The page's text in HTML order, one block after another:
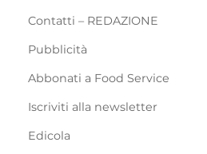
Contatti – REDAZIONE
Pubblicità
Abbonati a Food Service
Iscriviti alla newsletter
Edicola